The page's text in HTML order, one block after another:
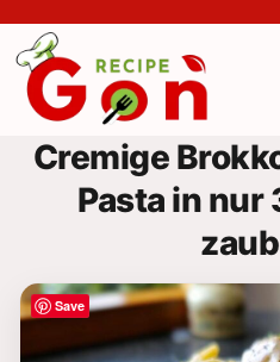
content
Cremige
Pasta in
Save